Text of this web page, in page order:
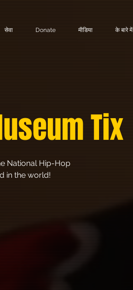
सेवा Donate मीडिया के बारे में
Tix
National Hip-Hop
in the world!